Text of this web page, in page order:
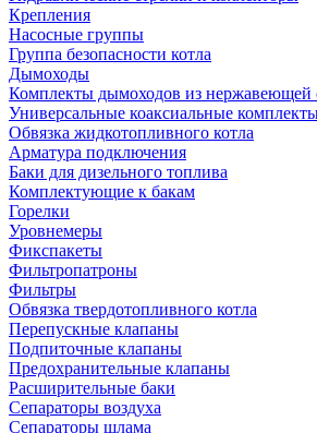
Крепления
Насосные группы
Группа безопасности котла
Дымоходы
Комплекты дымоходов из нержавеющей
Универсальные коаксиальные
Обвязка жидкотопливного котла
Арматура подключения
Баки для дизельного топлива
Комплектующие к бакам
Горелки
Уровнемеры
Фикспакеты
Фильтропатроны
Фильтры
Обвязка твердотопливного котла
Перепускные клапаны
Подпиточные клапаны
Предохранительные клапаны
Расширительные баки
Сепараторы воздуха
Сепараторы шлама